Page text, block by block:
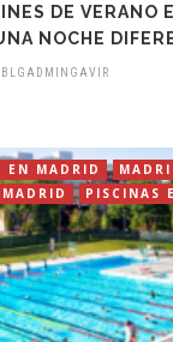
DE VERANO
NOCHE
BLGADMINGAVIR
EN MADRID
PISCINAS